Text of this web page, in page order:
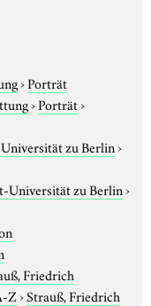
›Porträt
›Porträt›
zu Berlin›
Universität zu Berlin›
Friedrich
Z›Strauß, Friedrich